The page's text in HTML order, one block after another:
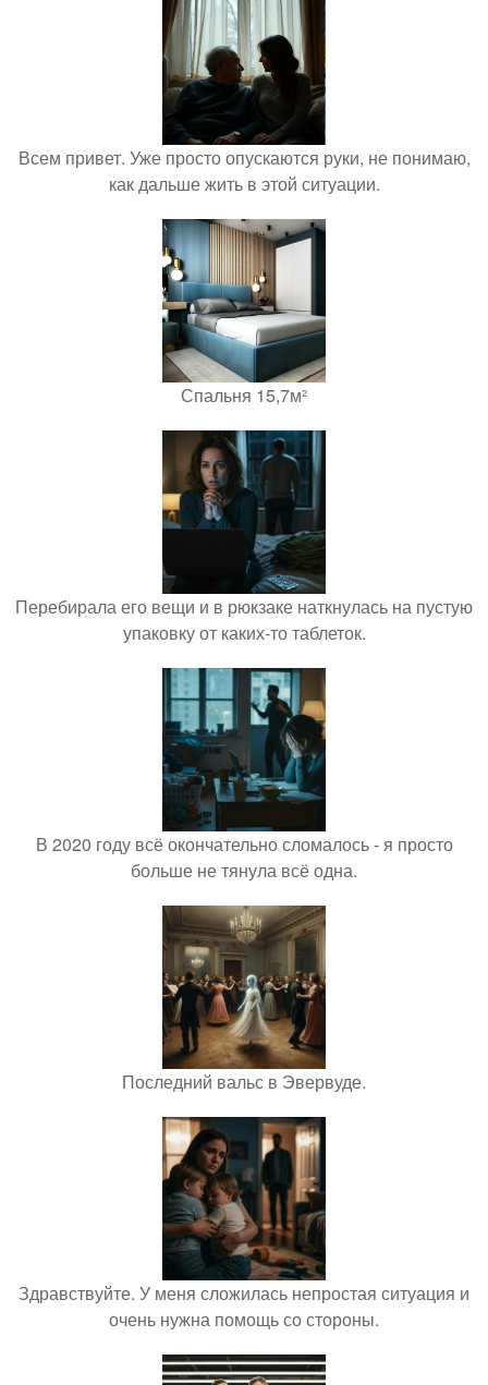
Всем привет. Уже просто опускаются руки, не понимаю,
как дальше жить в этой ситуации.
Спальня 15,7м²
Перебирала его вещи и в рюкзаке наткнулась на пустую
упаковку от каких-то таблеток.
В 2020 году всё окончательно сломалось - я просто
больше не тянула всё одна.
Последний вальс в Эвервуде.
Здравствуйте. У меня сложилась непростая ситуация и
очень нужна помощь со стороны.